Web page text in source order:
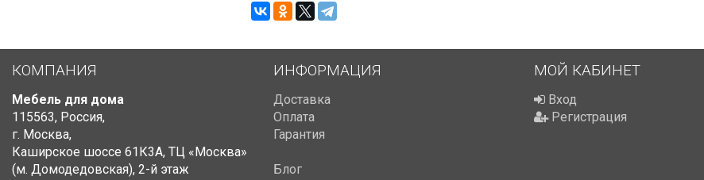
КОМПАНИЯ
Мебель для дома
115563, Россия,
г. Москва,
Каширское шоссе 61К3А, ТЦ «Москва»
(м. Домодедовская), 2-й этаж
ИНФОРМАЦИЯ
Доставка
Оплата
Гарантия
Блог
МОЙ КАБИНЕТ
Вход
Регистрация